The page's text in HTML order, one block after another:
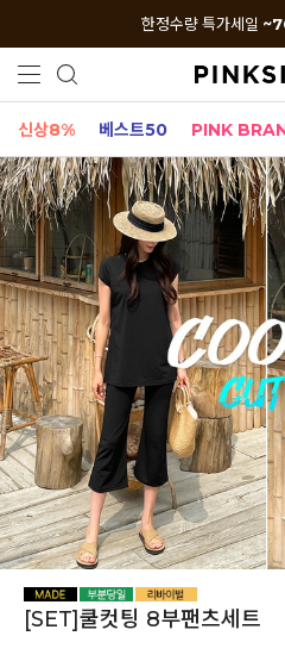
한정수량 특가세일
신상8% 베스트50 PINK
[SET]쿨컷팅 8부팬츠세트